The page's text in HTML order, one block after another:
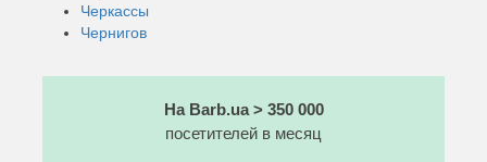
Черкассы
Чернигов
На Barb.ua > 350 000
посетителей в месяц